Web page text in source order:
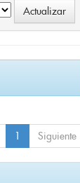
1 Siguiente